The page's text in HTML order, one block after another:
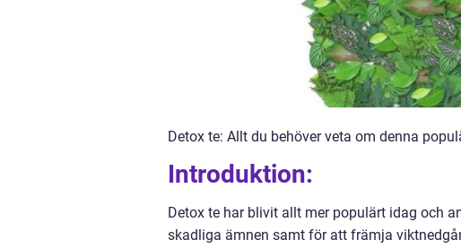
Detox te: Allt du behöver veta om denna
Introduktion:
Detox te har blivit allt mer populärt idag och
skadliga ämnen samt för att främja